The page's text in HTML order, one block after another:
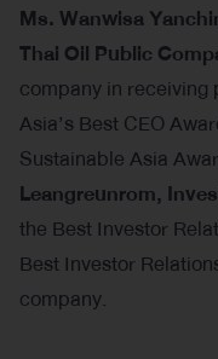
Ms. Wanwisa
Thai Oil Public
company in
Asia’s Best CEO
Sustainable Asia
Leangreunrom,
the Best Investor
Best Investor
company.